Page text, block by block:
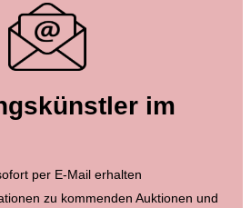
H. PECHSTEIN
im
per E-Mail erhalten
zu kommenden Auktionen und